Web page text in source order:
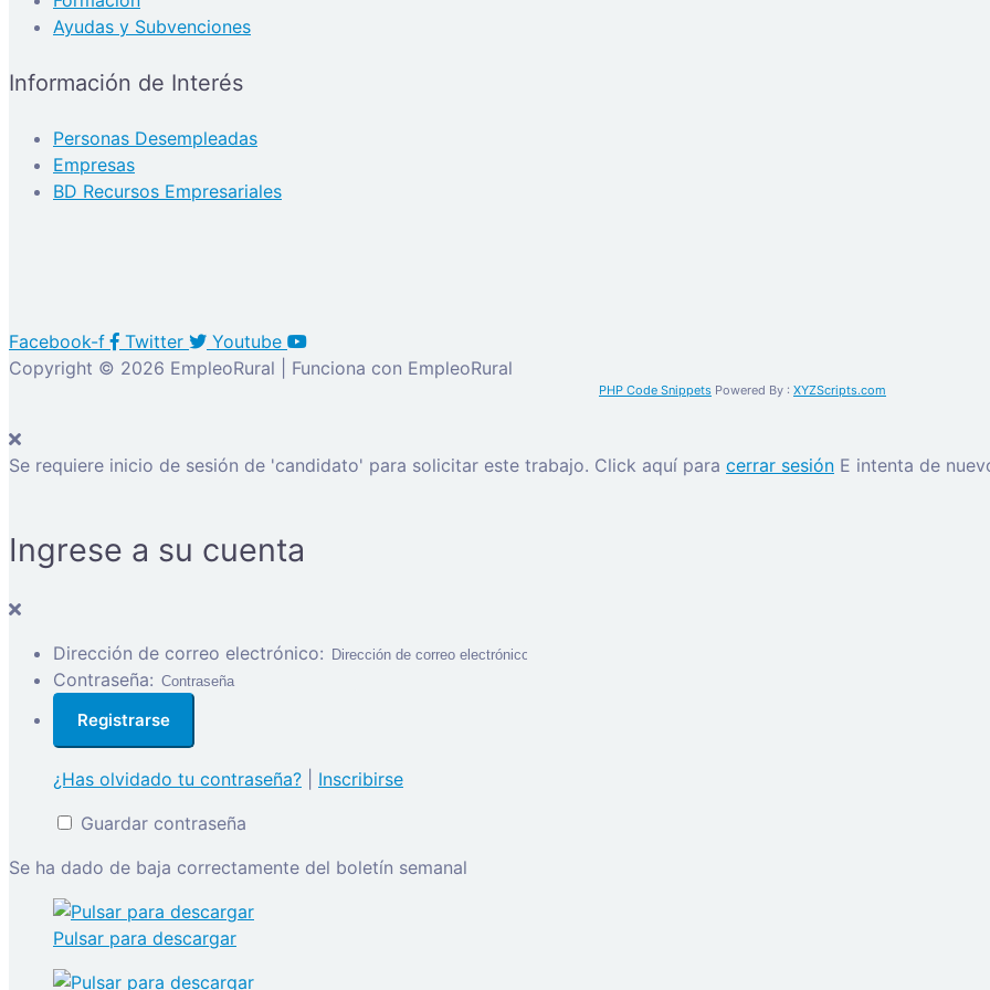
Ayudas y Subvenciones
Información de Interés
Personas Desempleadas
Empresas
BD Recursos Empresariales
Facebook-f Twitter
Youtube
Copyright © 2026 EmpleoRural | Funciona con EmpleoRural
PHP Code Snippets Powered By : XYZScripts.com
Se requiere inicio de sesión de 'candidato' para solicitar este trabajo. Click aquí para cerrar sesión E intenta de
Ingrese a su cuenta
Dirección de correo electrónico:
Contraseña:
¿Has olvidado tu contraseña?
Inscribirse
Guardar contraseña
Se ha dado de baja correctamente del boletín semanal
Pulsar para descargar